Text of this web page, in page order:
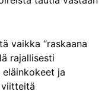
vaikka “raskaana
rajallisesti
ja